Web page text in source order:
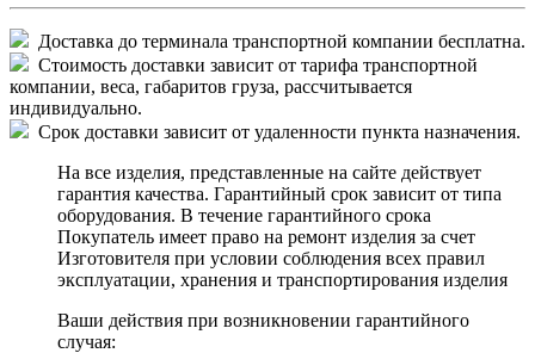
Доставка до терминала транспортной компании бесплатна.
Стоимость доставки зависит от тарифа транспортной
компании, веса, габаритов груза, рассчитывается
индивидуально.
Срок доставки зависит от удаленности пункта назначения.
На все изделия, представленные на сайте действует
гарантия качества. Гарантийный срок зависит от типа
оборудования. В течение гарантийного срока
Покупатель имеет право на ремонт изделия за счет
Изготовителя при условии соблюдения всех правил
эксплуатации, хранения и транспортирования изделия
Ваши действия при возникновении гарантийного
случая: